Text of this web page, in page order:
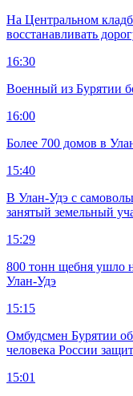
На Центральном
восстанавливать
16:30
Военный из Бурятии
16:00
Более 700 домов в
15:40
В Улан-Удэ с
занятый земельный
15:29
800 тонн щебня ушло
Улан-Удэ
15:15
Омбудсмен Бурятии
человека России
15:01